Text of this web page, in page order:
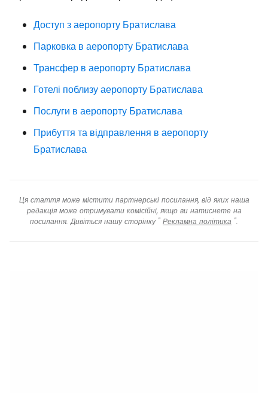
Доступ з аеропорту Братислава
Парковка в аеропорту Братислава
Трансфер в аеропорту Братислава
Готелі поблизу аеропорту Братислава
Послуги в аеропорту Братислава
Прибуття та відправлення в аеропорту
Братислава
Ця стаття може містити партнерські посилання, від яких наша
редакція може отримувати комісійні, якщо ви натиснете на
посилання. Дивіться нашу сторінку " Рекламна політика ".